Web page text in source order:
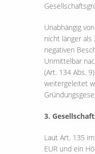
Unabhängig
nicht länger als
negativen
Unmittelbar
(Art. 134 Abs.
weitergeleitet
3.
Laut Art. 135
EUR und ein